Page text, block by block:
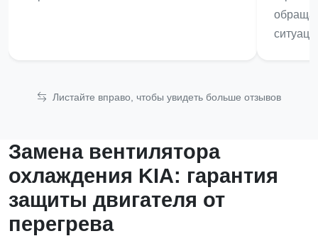
Листайте вправо, чтобы увидеть больше отзывов
Замена вентилятора
охлаждения KIA: гарантия
защиты двигателя от
перегрева